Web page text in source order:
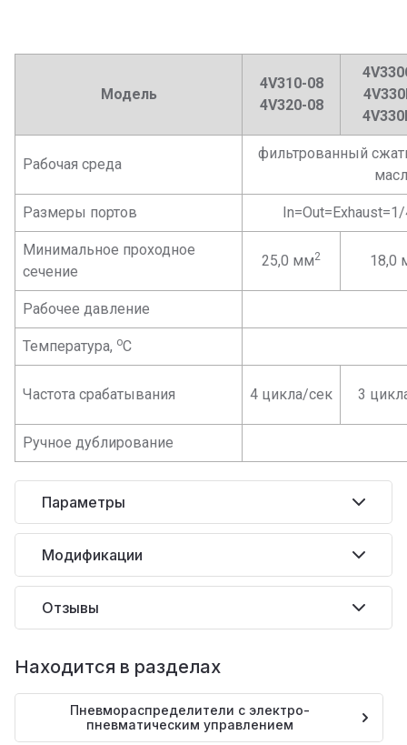
Модель
4V310-08
4V320-08
Рабочая среда
фильтрованный
Размеры портов
Минимальное проходное
сечение
25,0 мм2 18,0
Рабочее давление
Температура, оС
Частота срабатывания 4 цикла/сек 3
Ручное дублирование
Параметры
Модификации
Отзывы
Находится в разделах
Пневмораспределители с электро-
пневматическим управлением